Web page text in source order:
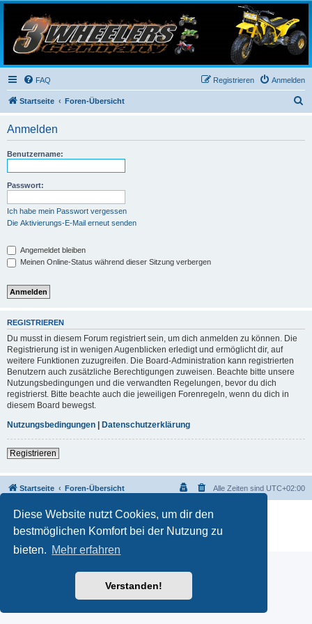
Diese Website nutzt Cookies, um dir den
bestmöglichen Komfort bei der Nutzung zu
bieten. Mehr erfahren
Verstanden!
3-Wheelers Germany
Honda, Yamaha, Kawasaki Trike
FAQ Anmelden
Registrieren
Startseite Foren-Übersicht
Anmelden
Benutzername:
Passwort:
Ich habe mein Passwort vergessen
Die Aktivierungs-E-Mail erneut senden
Angemeldet bleiben
Meinen Online-Status während dieser Sitzung verbergen
REGISTRIEREN
Du musst in diesem Forum registriert sein, um dich anmelden zu können. Die
Registrierung ist in wenigen Augenblicken erledigt und ermöglicht dir, auf
weitere Funktionen zuzugreifen. Die Board-Administration kann registrierten
Benutzern auch zusätzliche Berechtigungen zuweisen. Beachte bitte unsere
Nutzungsbedingungen und die verwandten Regelungen, bevor du dich
registrierst. Bitte beachte auch die jeweiligen Forenregeln, wenn du dich in
diesem Board bewegst.
Nutzungsbedingungen
Datenschutzerklärung
Registrieren
Startseite Foren-Übersicht Alle Zeiten sind UTC+02:00
Powered byphpBB® Forum Software © phpBB Limited
Deutsche Übersetzung durch
Nutzungsbedingungen